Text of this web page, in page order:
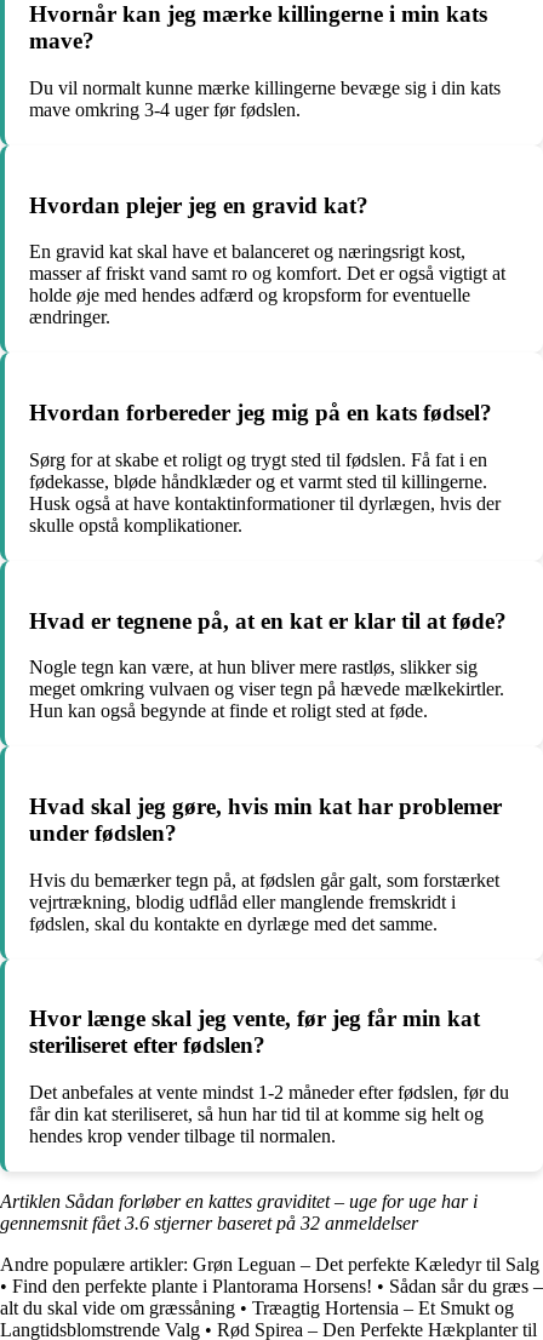
Hvornår kan jeg mærke killingerne i min kats
mave?
Du vil normalt kunne mærke killingerne bevæge sig i din kats
mave omkring 3-4 uger før fødslen.
Hvordan plejer jeg en gravid kat?
En gravid kat skal have et balanceret og næringsrigt kost,
masser af friskt vand samt ro og komfort. Det er også vigtigt at
holde øje med hendes adfærd og kropsform for eventuelle
ændringer.
Hvordan forbereder jeg mig på en kats fødsel?
Sørg for at skabe et roligt og trygt sted til fødslen. Få fat i en
fødekasse, bløde håndklæder og et varmt sted til killingerne.
Husk også at have kontaktinformationer til dyrlægen, hvis der
skulle opstå komplikationer.
Hvad er tegnene på, at en kat er klar til at føde?
Nogle tegn kan være, at hun bliver mere rastløs, slikker sig
meget omkring vulvaen og viser tegn på hævede mælkekirtler.
Hun kan også begynde at finde et roligt sted at føde.
Hvad skal jeg gøre, hvis min kat har problemer
under fødslen?
Hvis du bemærker tegn på, at fødslen går galt, som forstærket
vejrtrækning, blodig udflåd eller manglende fremskridt i
fødslen, skal du kontakte en dyrlæge med det samme.
Hvor længe skal jeg vente, før jeg får min kat
steriliseret efter fødslen?
Det anbefales at vente mindst 1-2 måneder efter fødslen, før du
får din kat steriliseret, så hun har tid til at komme sig helt og
hendes krop vender tilbage til normalen.
Artiklen Sådan forløber en kattes graviditet – uge for uge har i
gennemsnit fået3.6 stjerner baseret på 32 anmeldelser
Andre populære artikler: Grøn Leguan – Det perfekte Kæledyr til Salg
• Find den perfekte plante i Plantorama Horsens! • Sådan sår du græs –
alt du skal vide om græssåning • Træagtig Hortensia – Et Smukt og
Langtidsblomstrende Valg • Rød Spirea – Den Perfekte Hækplanter til